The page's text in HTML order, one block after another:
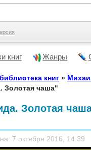
книг Жанры
книг »
Золотая чаша"
Золотая
7 октября 2016, 14:39